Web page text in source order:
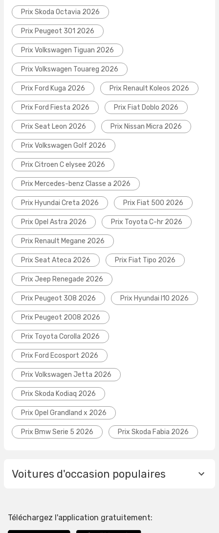
Prix Skoda Octavia 2026
Prix Peugeot 301 2026
Prix Volkswagen Tiguan 2026
Prix Volkswagen Touareg 2026
Prix Ford Kuga 2026 Prix Renault Koleos 2026
Prix Ford Fiesta 2026 Prix Fiat Doblo 2026
Prix Seat Leon 2026 Prix Nissan Micra 2026
Prix Volkswagen Golf 2026
Prix Citroen C elysee 2026
Prix Mercedes-benz Classe a 2026
Prix Hyundai Creta 2026 Prix Fiat 500 2026
Prix Opel Astra 2026 Prix Toyota C-hr 2026
Prix Renault Megane 2026
Prix Seat Ateca 2026 Prix Fiat Tipo 2026
Prix Jeep Renegade 2026
Prix Peugeot 308 2026 Prix Hyundai I10 2026
Prix Peugeot 2008 2026
Prix Toyota Corolla 2026
Prix Ford Ecosport 2026
Prix Volkswagen Jetta 2026
Prix Skoda Kodiaq 2026
Prix Opel Grandland x 2026
Prix Bmw Serie 5 2026 Prix Skoda Fabia 2026
Voitures d'occasion populaires
Téléchargez l'application gratuitement: